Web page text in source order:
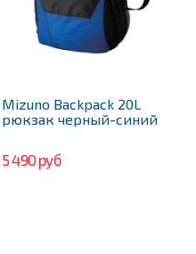
Mizuno Backpack 20L
рюкзак черный-синий
5 490 руб